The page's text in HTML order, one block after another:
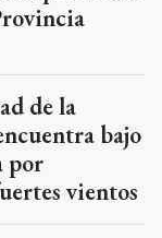
de la
bajo
por
vientos